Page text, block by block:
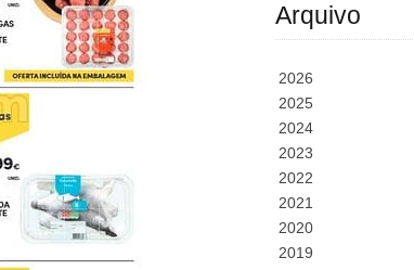
Arquivo
2026
2025
2024
2023
2022
2021
2020
2019